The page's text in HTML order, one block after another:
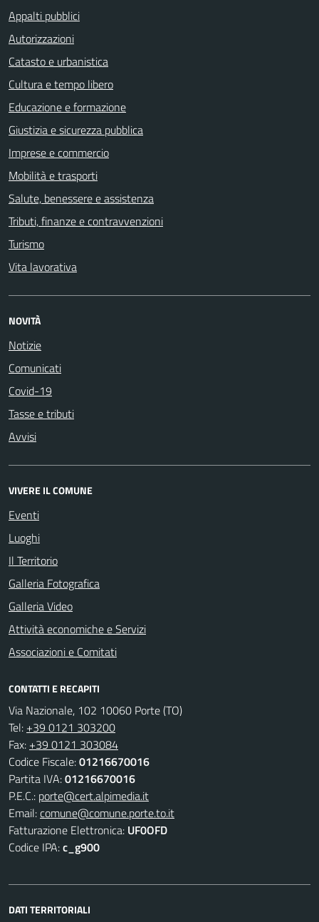
Appalti pubblici
Autorizzazioni
Catasto e urbanistica
Cultura e tempo libero
Educazione e formazione
Giustizia e sicurezza pubblica
Imprese e commercio
Mobilità e trasporti
Salute, benessere e assistenza
Tributi, finanze e contravvenzioni
Turismo
Vita lavorativa
NOVITÀ
Notizie
Comunicati
Covid-19
Tasse e tributi
Avvisi
VIVERE IL COMUNE
Eventi
Luoghi
Il Territorio
Galleria Fotografica
Galleria Video
Attività economiche e Servizi
Associazioni e Comitati
CONTATTI E RECAPITI
Via Nazionale, 102 10060 Porte (TO)
Tel: +39 0121 303200
Fax: +39 0121 303084
Codice Fiscale:01216670016
Partita IVA:01216670016
P.E.C.: porte@cert.alpimedia.it
Email:comune@comune.porte.to.it
Fatturazione Elettronica: UF0OFD
Codice IPA:c_g900
DATI TERRITORIALI